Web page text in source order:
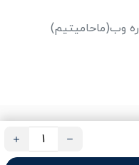
ره وب(ماحامیتیم)